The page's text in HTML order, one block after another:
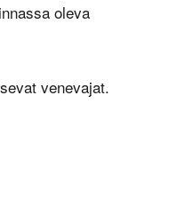
oleva
venevajat.